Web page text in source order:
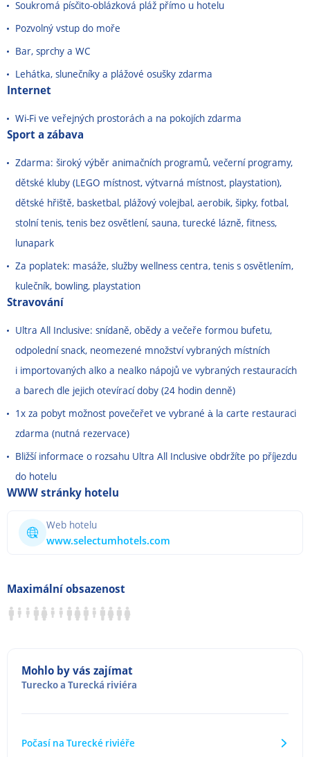
Soukromá písčito-oblázková pláž přímo u hotelu
Pozvolný vstup do moře
Bar, sprchy a WC
Lehátka, slunečníky a plážové osušky zdarma
Internet
Wi-Fi ve veřejných prostorách a na pokojích zdarma
Sport a zábava
Zdarma: široký výběr animačních programů, večerní programy,
dětské kluby (LEGO místnost, výtvarná místnost, playstation),
dětské hřiště, basketbal, plážový volejbal, aerobik, šipky, fotbal,
stolní tenis, tenis bez osvětlení, sauna, turecké lázně, fitness,
lunapark
Za poplatek: masáže, služby wellness centra, tenis s osvětlením,
kulečník, bowling, playstation
Stravování
Ultra All Inclusive: snídaně, obědy a večeře formou bufetu,
odpolední snack, neomezené množství vybraných místních
i importovaných alko a nealko nápojů ve vybraných restauracích
a barech dle jejich otevírací doby (24 hodin denně)
1x za pobyt možnost povečeřet ve vybrané à la carte restauraci
zdarma (nutná rezervace)
Bližší informace o rozsahu Ultra All Inclusive obdržíte po příjezdu
do hotelu
WWW stránky hotelu
Web hotelu
www.selectumhotels.com
Maximální obsazenost
Mohlo by vás zajímat
Tureckoa Turecká riviéra
Počasí na Turecké riviéře